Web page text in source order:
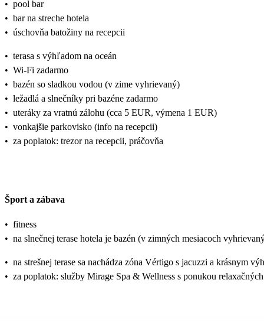
• pool bar
• bar na streche hotela
• úschovňa batožiny na recepcii
• terasa s výhľadom na oceán
• Wi-Fi zadarmo
• bazén so sladkou vodou (v zime vyhrievaný)
• ležadlá a slnečníky pri bazéne zadarmo
• uteráky za vratnú zálohu (cca 5 EUR, výmena 1 EUR)
• vonkajšie parkovisko (info na recepcii)
• za poplatok: trezor na recepcii, práčovňa
Šport a zábava
• fitness
• na slnečnej terase hotela je bazén (v zimných mesiacoch
• na strešnej terase sa nachádza zóna Vértigo s jacuzzi a krásnym
• za poplatok: služby Mirage Spa & Wellness s ponukou